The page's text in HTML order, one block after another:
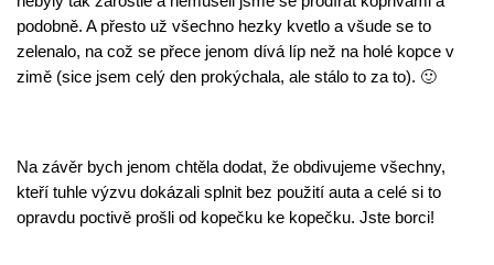
podobně. A přesto už všechno hezky kvetlo a všude se to
zelenalo, na což se přece jenom dívá líp než na holé kopce v
zimě (sice jsem celý den prokýchala, ale stálo to za to). 🙂
Na závěr bych jenom chtěla dodat, že obdivujeme všechny,
kteří tuhle výzvu dokázali splnit bez použití auta a celé si to
opravdu poctivě prošli od kopečku ke kopečku. Jste borci!